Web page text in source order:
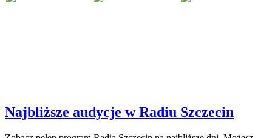
Najbliższe audycje w Radiu Szczecin